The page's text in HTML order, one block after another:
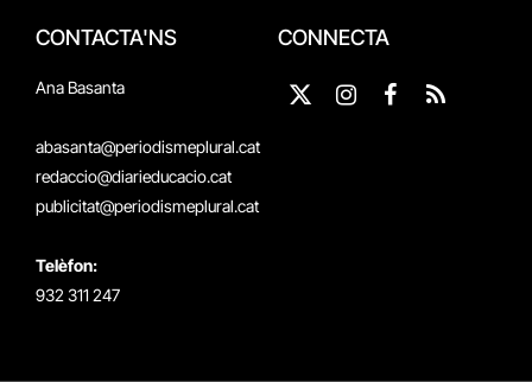
CONTACTA'NS
Ana Basanta
abasanta@periodismeplural.cat
redaccio@diarieducacio.cat
publicitat@periodismeplural.cat
Telèfon:
932 311 247
CONNECTA
X
Instagram
Facebook
RSS